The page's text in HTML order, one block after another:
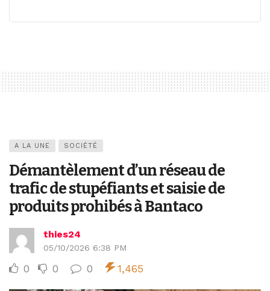
A LA UNE SOCIÉTÉ
Démantèlement d’un réseau de
trafic de stupéfiants et saisie de
produits prohibés à Bantaco
thies24
05/10/2026 6:38 PM
0 0 0 1,465